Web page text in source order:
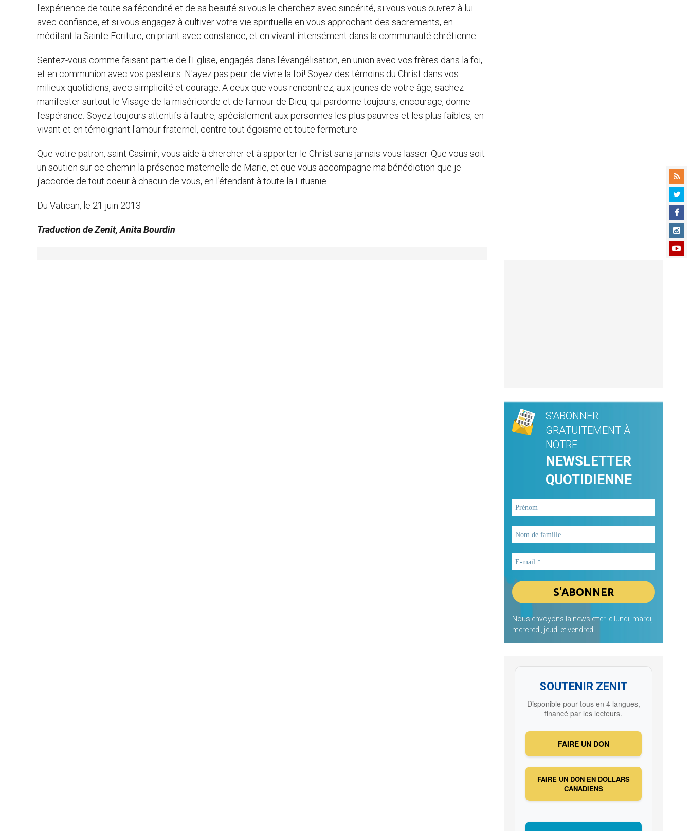
l'expérience de toute sa fécondité et de sa beauté si vous le cherchez avec sincérité, si vous vous ouvrez à lui
avec confiance, et si vous engagez à cultiver votre vie spirituelle en vous approchant des sacrements, en
méditant la Sainte Ecriture, en priant avec constance, et en vivant intensément dans la communauté chrétienne.
Sentez-vous comme faisant partie de l'Eglise, engagés dans l'évangélisation, en union avec vos frères dans la foi,
et en communion avec vos pasteurs. N'ayez pas peur de vivre la foi! Soyez des témoins du Christ dans vos
milieux quotidiens, avec simplicité et courage. A ceux que vous rencontrez, aux jeunes de votre âge, sachez
manifester surtout le Visage de la miséricorde et de l'amour de Dieu, qui pardonne toujours, encourage, donne
l'espérance. Soyez toujours attentifs à l'autre, spécialement aux personnes les plus pauvres et les plus faibles, en
vivant et en témoignant l'amour fraternel, contre tout égoïsme et toute fermeture.
Que votre patron, saint Casimir, vous aide à chercher et à apporter le Christ sans jamais vous lasser. Que vous soit
un soutien sur ce chemin la présence maternelle de Marie, et que vous accompagne ma bénédiction que je
j'accorde de tout coeur à chacun de vous, en l'étendant à toute la Lituanie.
Du Vatican, le 21 juin 2013
Traduction de Zenit, Anita Bourdin
S'ABONNER
GRATUITEMENT À
NOTRE
NEWSLETTER
QUOTIDIENNE
Nous envoyons la newsletter le lundi, mardi,
mercredi, jeudi et vendredi
SOUTENIR ZENIT
Disponible pour tous en 4 langues,
financé par les lecteurs.
FAIRE UN DON
FAIRE UN DON EN DOLLARS
CANADIENS